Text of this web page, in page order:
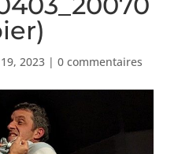
2023| 0 commentaires